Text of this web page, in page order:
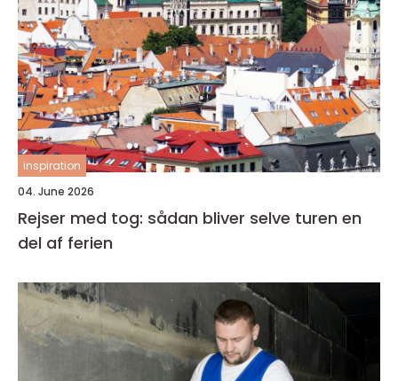
inspiration
04. June 2026
Rejser med tog: sådan bliver selve turen en
del af ferien